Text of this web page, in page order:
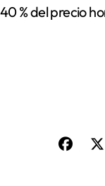
% del precio